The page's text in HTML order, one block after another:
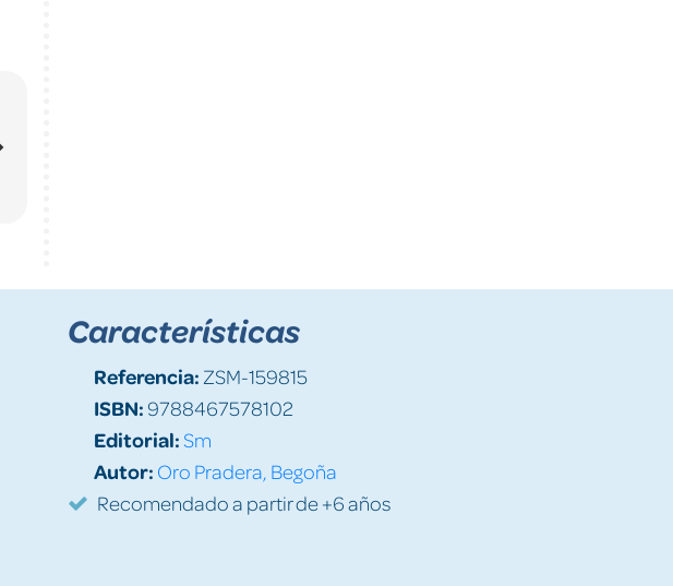
Características
Referencia: ZSM-159815
ISBN:9788467578102
Editorial:Sm
Autor: Oro Pradera, Begoña
Recomendado a partir de +6 años